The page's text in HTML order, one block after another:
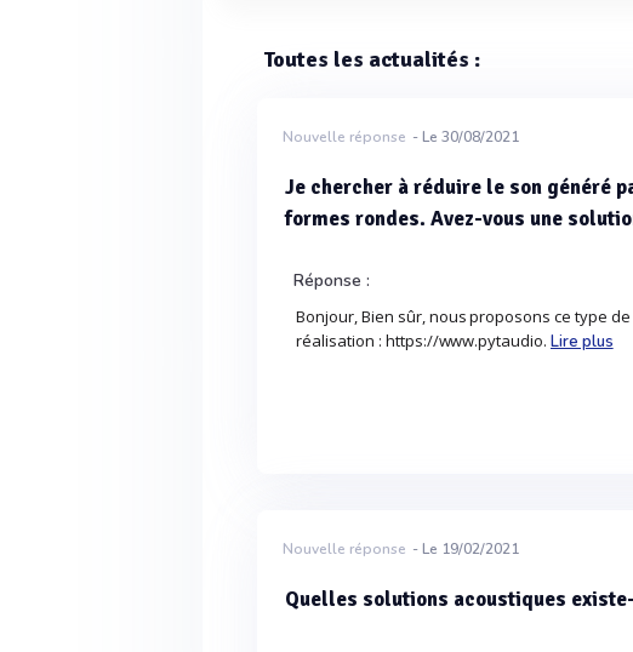
Toutes les actualités :
Nouvelle réponse - Le 30/08/2021
Je chercher à réduire le son généré
formes rondes. Avez-vous une
Réponse :
Bonjour, Bien sûr, nous proposons ce type
réalisation : https://www.pytaudio. Lire plus
Nouvelle réponse - Le 19/02/2021
Quelles solutions acoustiques